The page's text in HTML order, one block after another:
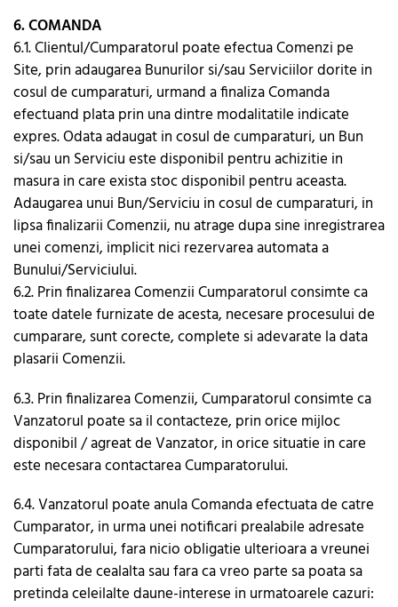
6. COMANDA
6.1. Clientul/Cumparatorul poate efectua Comenzi pe
Site, prin adaugarea Bunurilor si/sau Serviciilor dorite in
cosul de cumparaturi, urmand a finaliza Comanda
efectuand plata prin una dintre modalitatile indicate
expres. Odata adaugat in cosul de cumparaturi, un Bun
si/sau un Serviciu este disponibil pentru achizitie in
masura in care exista stoc disponibil pentru aceasta.
Adaugarea unui Bun/Serviciu in cosul de cumparaturi, in
lipsa finalizarii Comenzii, nu atrage dupa sine inregistrarea
unei comenzi, implicit nici rezervarea automata a
Bunului/Serviciului.
6.2. Prin finalizarea Comenzii Cumparatorul consimte ca
toate datele furnizate de acesta, necesare procesului de
cumparare, sunt corecte, complete si adevarate la data
plasarii Comenzii.
6.3. Prin finalizarea Comenzii, Cumparatorul consimte ca
Vanzatorul poate sa il contacteze, prin orice mijloc
disponibil / agreat de Vanzator, in orice situatie in care
este necesara contactarea Cumparatorului.
6.4. Vanzatorul poate anula Comanda efectuata de catre
Cumparator, in urma unei notificari prealabile adresate
Cumparatorului, fara nicio obligatie ulterioara a vreunei
parti fata de cealalta sau fara ca vreo parte sa poata sa
pretinda celeilalte daune-interese in urmatoarele cazuri: